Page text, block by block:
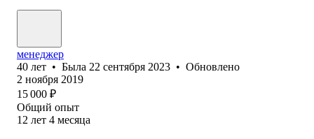
менеджер
40 лет • Была 22 сентября 2023 • Обновлено
2 ноября 2019
15 000 ₽
Общий опыт
12 лет 4 месяца